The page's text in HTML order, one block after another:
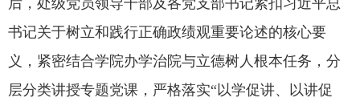
后，处级党员领导干部及各党支部书记紧扣习近平总
书记关于树立和践行正确政绩观重要论述的核心要
义，紧密结合学院办学治院与立德树人根本任务，分
层分类讲授专题党课，严格落实“以学促讲、以讲促